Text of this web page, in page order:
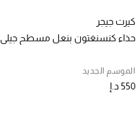
كيرت جيجر
حذاء كنسنغتون بنعل مسطح جيلي
الموسم الجديد
550 د.إ